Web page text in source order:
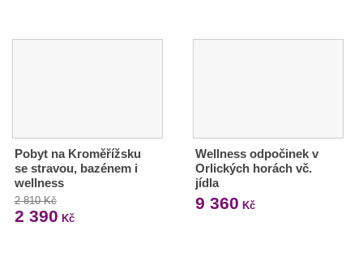
Pobyt na Kroměřížsku
se stravou, bazénem i
wellness
2 810 Kč
2 390 Kč
Wellness odpočinek v
Orlických horách vč.
jídla
9 360 Kč